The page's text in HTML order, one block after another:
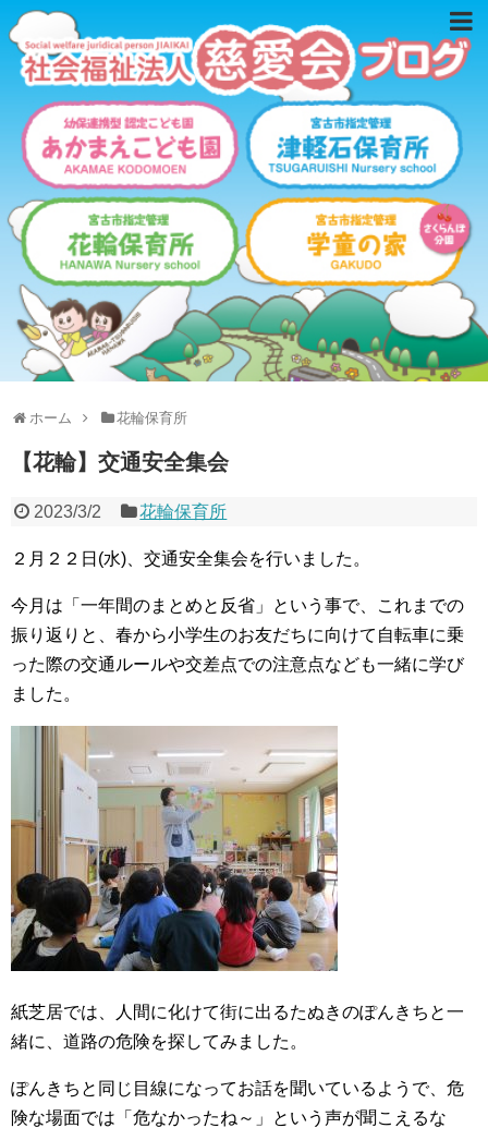
ホーム 花輪保育所
【花輪】交通安全集会
2023/3/2 花輪保育所
２月２２日(水)、交通安全集会を行いました。
今月は「一年間のまとめと反省」という事で、これまでの
振り返りと、春から小学生のお友だちに向けて自転車に乗
った際の交通ルールや交差点での注意点なども一緒に学び
ました。
紙芝居では、人間に化けて街に出るたぬきのぽんきちと一
緒に、道路の危険を探してみました。
ぽんきちと同じ目線になってお話を聞いているようで、危
険な場面では「危なかったね～」という声が聞こえるな